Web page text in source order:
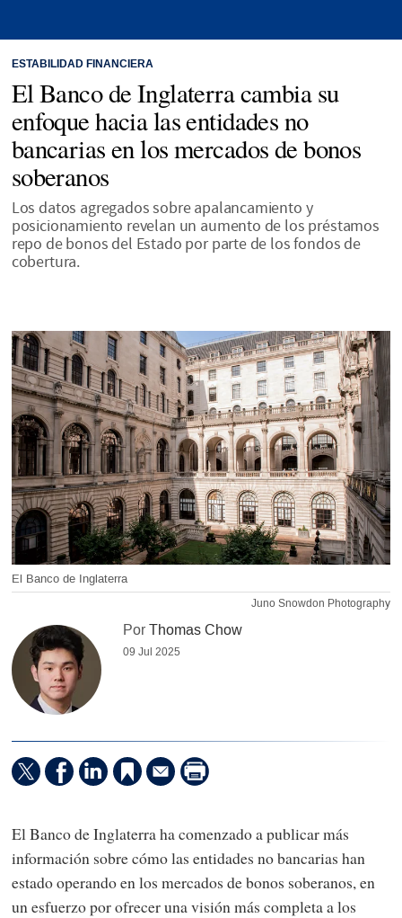
ESTABILIDAD FINANCIERA
El Banco de Inglaterra cambia su
enfoque hacia las entidades no
bancarias en los mercados de bonos
soberanos
Los datos agregados sobre apalancamiento y
posicionamiento revelan un aumento de los préstamos
repo de bonos del Estado por parte de los fondos de
cobertura.
El Banco de Inglaterra
Juno Snowdon Photography
PorThomas Chow
09 Jul 2025
El Banco de Inglaterra ha comenzado a publicar más
información sobre cómo las entidades no bancarias han
estado operando en los mercados de bonos soberanos, en
un esfuerzo por ofrecer una visión más completa a los